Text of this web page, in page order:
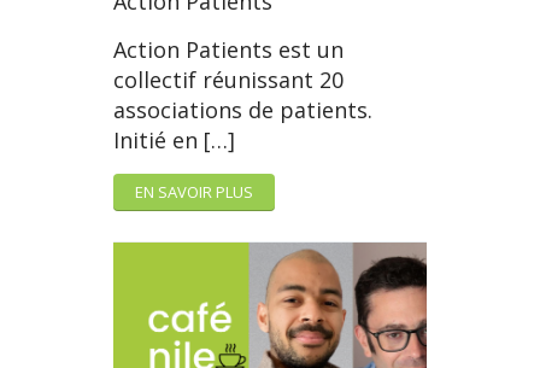
Action Patients est un
collectif réunissant 20
associations de patients.
Initié en […]
EN SAVOIR PLUS